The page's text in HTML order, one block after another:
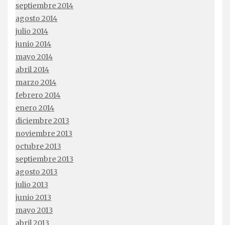
septiembre 2014
agosto 2014
julio 2014
junio 2014
mayo 2014
abril 2014
marzo 2014
febrero 2014
enero 2014
diciembre 2013
noviembre 2013
octubre 2013
septiembre 2013
agosto 2013
julio 2013
junio 2013
mayo 2013
abril 2013